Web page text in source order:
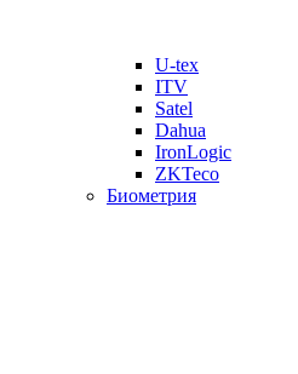
U-tex
ITV
Satel
Dahua
IronLogic
ZKTeco
Биометрия